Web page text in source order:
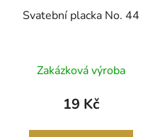
Svatební placka No. 44
Zakázková výroba
19 Kč